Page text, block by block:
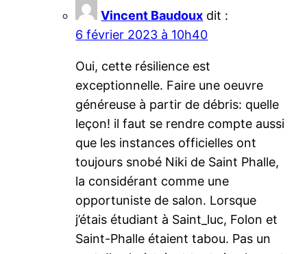
Vincent Baudoux dit :
6 février 2023 à 10h40
Oui, cette résilience est
exceptionnelle. Faire une oeuvre
généreuse à partir de débris: quelle
leçon! il faut se rendre compte aussi
que les instances officielles ont
toujours snobé Niki de Saint Phalle,
la considérant comme une
opportuniste de salon. Lorsque
j’étais étudiant à Saint_luc, Folon et
Saint-Phalle étaient tabou. Pas un